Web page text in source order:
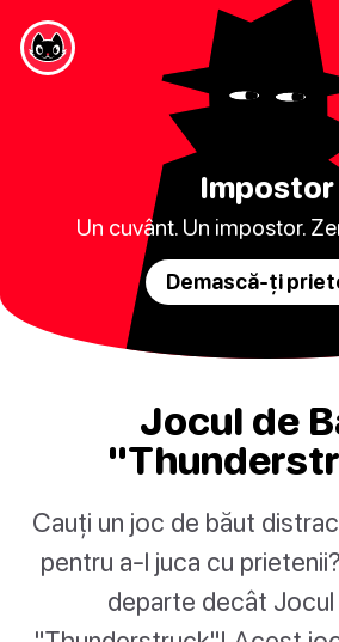
Impostor
Un cuvânt. Un impostor.
Demască-ți
Jocul de
Cauți un joc de băut
pentru a-l juca cu
departe decât Jocul